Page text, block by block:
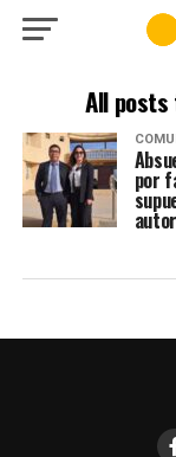
All posts
por